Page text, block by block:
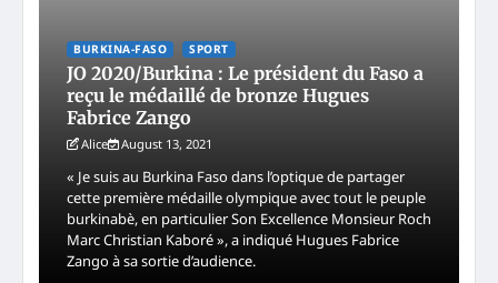
BURKINA-FASO SPORT
JO 2020/Burkina : Le président du Faso a
reçu le médaillé de bronze Hugues
Fabrice Zango
Alice August 13, 2021
« Je suis au Burkina Faso dans l’optique de partager
cette première médaille olympique avec tout le peuple
burkinabè, en particulier Son Excellence Monsieur Roch
Marc Christian Kaboré », a indiqué Hugues Fabrice
Zango à sa sortie d’audience.